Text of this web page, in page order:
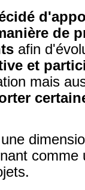
de
afin
et
mais
comme